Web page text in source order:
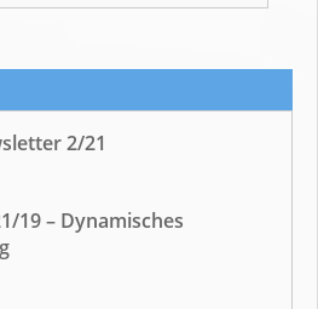
2/21
19 – Dynamisches